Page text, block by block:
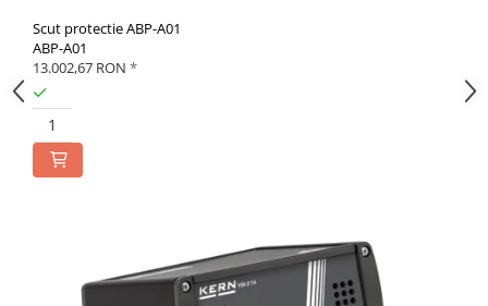
Scut protectie ABP-A01
ABP-A01
13.002,67 RON *